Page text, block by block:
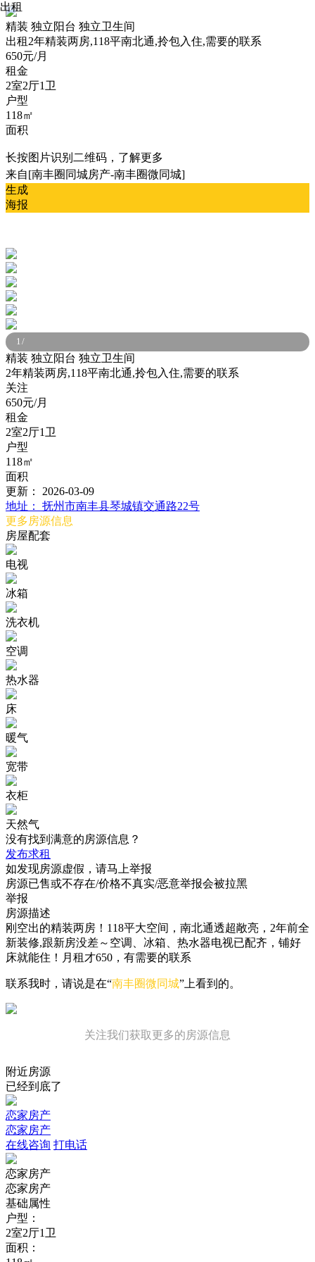
精装 独立阳台 独立卫生间
出租 2年精装两房,118平南北通,拎包入住,需要的联系
650元/月
租金
2室2厅1卫
户型
118㎡
面积
长按图片识别二维码，了解更多
来自[南丰圈同城房产-南丰圈微同城]
生成
海报
出租
1/
精装 独立阳台 独立卫生间
2年精装两房,118平南北通,拎包入住,需要的联系
关注
650元/月
租金
2室2厅1卫
户型
118㎡
面积
更新：
2026-03-09
地址：
抚州市南丰县琴城镇交通路22号
更多房源信息
房屋配套
电视
冰箱
洗衣机
空调
热水器
床
暖气
宽带
衣柜
天然气
没有找到满意的房源信息？
发布求租
如发现房源虚假，请马上举报
房源已售或不存在/价格不真实/恶意举报会被拉黑
举报
房源描述
刚空出的精装两房！118平大空间，南北通透超敞亮，2年前全
新装修,跟新房没差～空调、冰箱、热水器电视已配齐，铺好
床就能住！月租才650，有需要的联系
联系我时，请说是在“南丰圈微同城”上看到的。
关注我们获取更多的房源信息
附近房源
已经到底了
恋家房产
恋家房产
在线咨询 打电话
恋家房产
恋家房产
基础属性
户型：
2室2厅1卫
面积：